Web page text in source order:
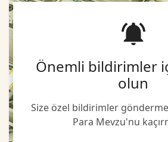
Önemli bildirimler
olun
Size özel bildirimler
Para Mevzu'nu